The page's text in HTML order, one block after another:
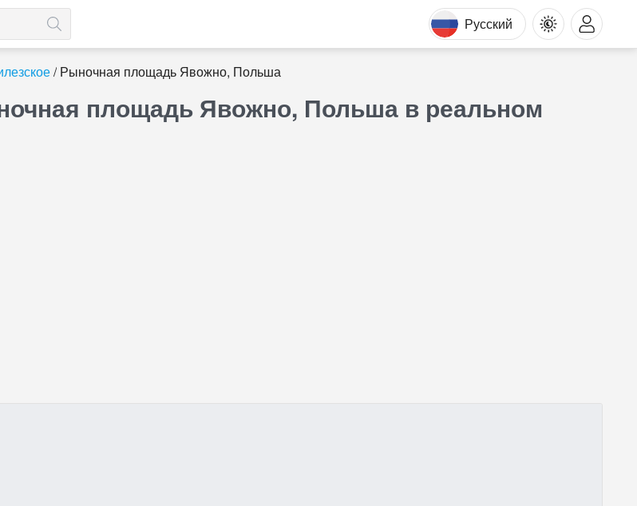
Русский
Рыночная площадь Явожно, Польша
площадь Явожно, Польша в реальном